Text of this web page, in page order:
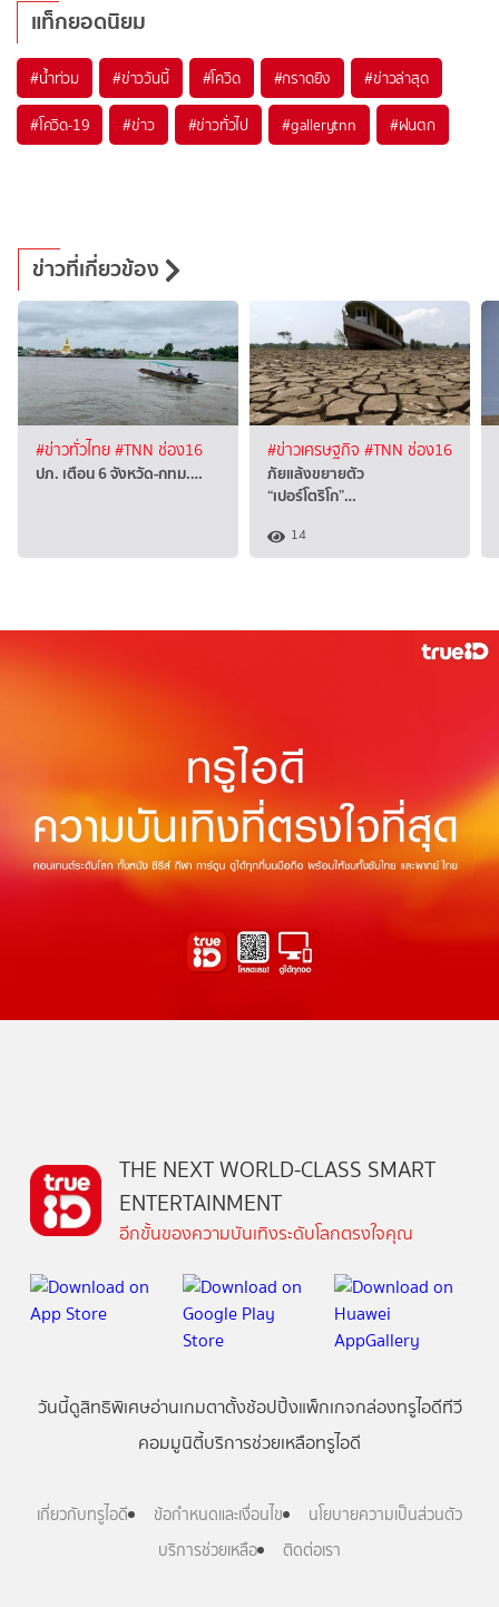
แท็กยอดนิยม
#น้ำท่วม #ข่าววันนี้ #โควิด #กราดยิง #ข่าวล่าสุด
#โควิด-19 #ข่าว #ข่าวทั่วไป #gallerytnn #ฝนตก
ข่าวที่เกี่ยวข้อง
#ข่าวทั่วไทย#TNN ช่อง16
ปภ. เตือน 6 จังหวัด-กทม.…
#ข่าวเศรษฐกิจ #TNN ช่อง16
ภัยแล้งขยายตัว
“เปอร์โตริโก”…
14
THE NEXT WORLD-CLASS SMART
ENTERTAINMENT
อีกขั้นของความบันเทิงระดับโลกตรงใจคุณ
วันนี้ดูสิทธิพิเศษอ่านเกมตาตั้งช้อปปิ้งแพ็กเกจกล่องทรูไอดีทีวี
คอมมูนิตี้บริการช่วยเหลือทรูไอดี
เกี่ยวกับทรูไอดี ข้อกำหนดและเงื่อนไข
นโยบายความเป็นส่วนตัว
บริการช่วยเหลือ
ติดต่อเรา